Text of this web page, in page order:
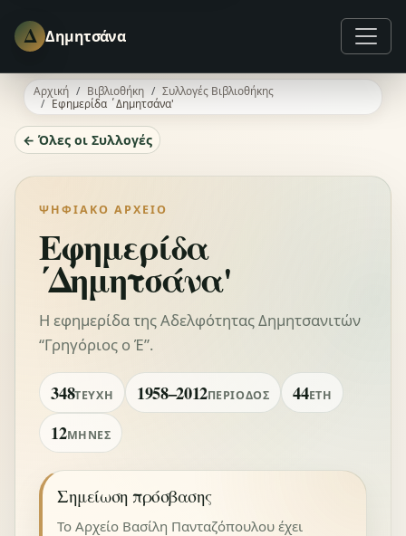
Δ Δημητσάνα
Αρχική Βιβλιοθήκη
Συλλογές Βιβλιοθήκης
Εφημερίδα ΄Δημητσάνα'
← Όλες οι Συλλογές
ΨΗΦΙΑΚΌ ΑΡΧΕΊΟ
Εφημερίδα
΄Δημητσάνα'
Η εφημερίδα της Αδελφότητας Δημητσανιτών
“Γρηγόριος ο Έ”.
348ΤΕΎΧΗ 1958–2012ΠΕΡΊΟΔΟΣ 44ΈΤΗ
12ΜΉΝΕΣ
Σημείωση πρόσβασης
Το Αρχείο Βασίλη Πανταζόπουλου έχει